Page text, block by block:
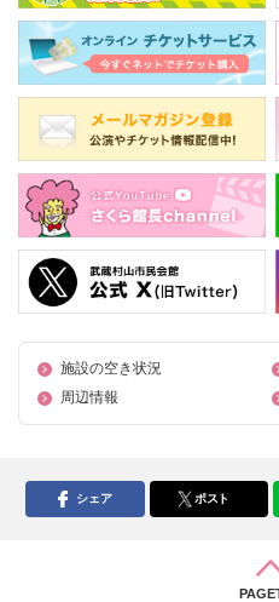
施設の空き状況
周辺情報
シェア ポスト